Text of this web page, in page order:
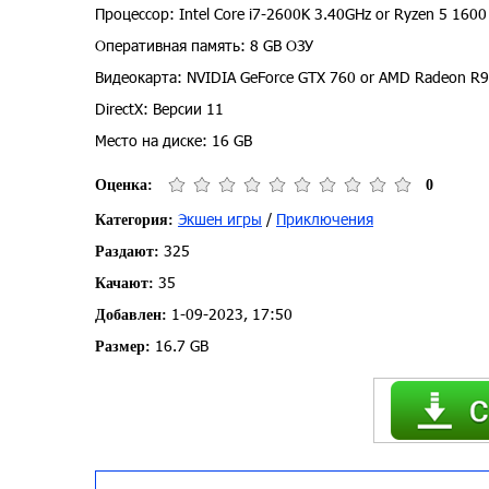
Процессор: Intel Core i7-2600K 3.40GHz or Ryzen 5 1600
Оперативная память: 8 GB ОЗУ
Видеокарта: NVIDIA GeForce GTX 760 or AMD Radeon
DirectX: Версии 11
Место на диске: 16 GB
Оценка: 0
Категория: Экшен игры / Приключения
Раздают: 325
Качают: 35
Добавлен: 1-09-2023, 17:50
Размер: 16.7 GB